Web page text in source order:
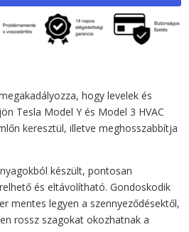
hogy levelek és
Tesla Model Y és Model 3 HVAC
keresztül, illetve meghosszabbítja
készült, pontosan
és eltávolítható. Gondoskodik
mentes legyen a szennyeződésektől,
rossz szagokat okozhatnak a